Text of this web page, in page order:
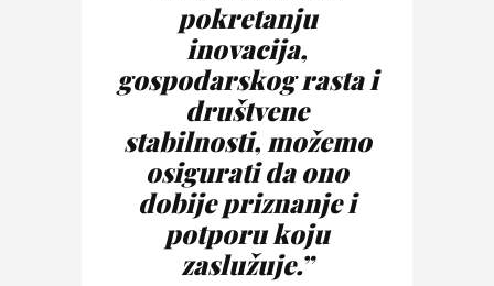
pokretanju
inovacija,
gospodarskog rasta i
društvene
stabilnosti, možemo
osigurati da ono
dobije priznanje i
potporu koju
zaslužuje.”